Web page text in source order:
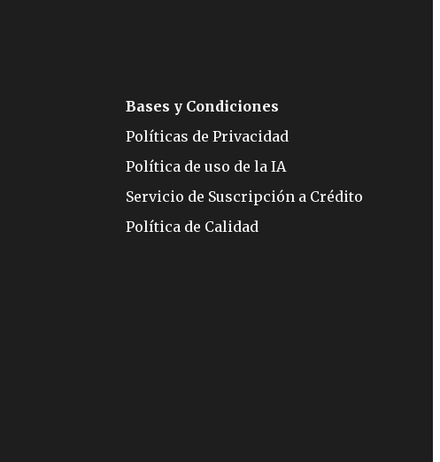
Bases y Condiciones
Políticas de Privacidad
Política de uso de la IA
Servicio de Suscripción a Crédito
Política de Calidad